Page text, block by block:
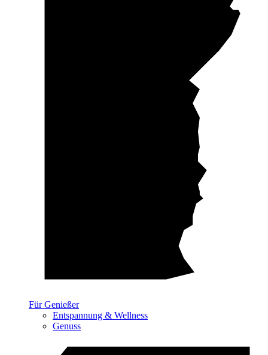
Für Genießer
Entspannung & Wellness
Genuss